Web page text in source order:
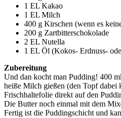
1 EL Kakao
1 EL Milch
400 g Kirschen (wenn es
200 g Zartbitterschokolade
2 EL Nutella
1 EL Öl (Kokos- Erdnuss-
Zubereitung
Und dan kocht man Pudding! 400
heiße Milch gießen (den Topf dabei
Frischhaltefolie direkt auf den
Die Butter noch einmal mit dem
Fertig ist die Puddingschicht und